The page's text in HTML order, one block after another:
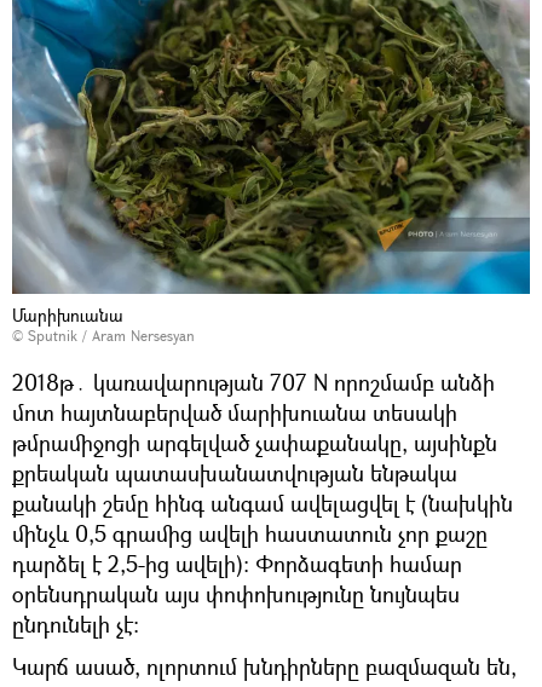
Մարիխուանա
© Sputnik / Aram Nersesyan
2018թ․ կառավարության 707 N որոշմամբ անձի
մոտ հայտնաբերված մարիխուանա տեսակի
թմրամիջոցի արգելված չափաքանակը, այսինքն
քրեական պատասխանատվության ենթակա
քանակի շեմը հինգ անգամ ավելացվել է (նախկին
մինչև 0,5 գրամից ավելի հաստատուն չոր քաշը
դարձել է 2,5-ից ավելի)։ Փորձագետի համար
օրենսդրական այս փոփոխությունը նույնպես
ընդունելի չէ։
Կարճ ասած, ոլորտում խնդիրները բազմազան են,